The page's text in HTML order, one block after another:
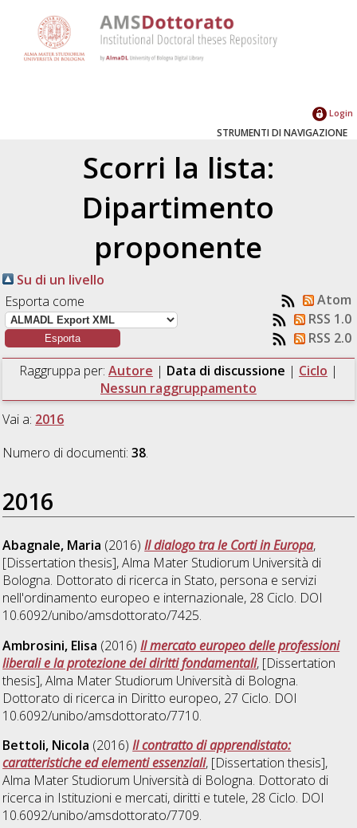
Login
STRUMENTI DI NAVIGAZIONE
Scorri la lista:
Dipartimento
proponente
Su di un livello
Esporta come
Atom
RSS 1.0
RSS 2.0
Raggruppa per: Autore | Data di discussione | Ciclo |
Nessun raggruppamento
Vai a: 2016
Numero di documenti:38.
2016
Abagnale, Maria (2016)Il dialogo tra le Corti in Europa,
[Dissertation thesis], Alma Mater Studiorum Università di
Bologna. Dottorato di ricerca in Stato, persona e servizi
nell'ordinamento europeo e internazionale, 28 Ciclo. DOI
10.6092/unibo/amsdottorato/7425.
Ambrosini, Elisa (2016)Il mercato europeo delle professioni
liberali e la protezione dei diritti fondamentali, [Dissertation
thesis], Alma Mater Studiorum Università di Bologna.
Dottorato di ricerca in Diritto europeo, 27 Ciclo. DOI
10.6092/unibo/amsdottorato/7710.
Bettoli, Nicola (2016)Il contratto di apprendistato:
caratteristiche ed elementi essenziali, [Dissertation thesis],
Alma Mater Studiorum Università di Bologna. Dottorato di
ricerca in Istituzioni e mercati, diritti e tutele, 28 Ciclo. DOI
10.6092/unibo/amsdottorato/7709.